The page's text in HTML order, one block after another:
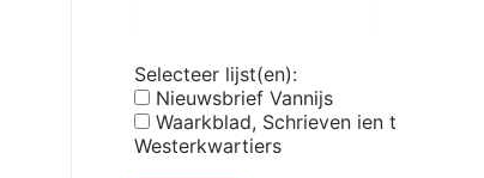
Selecteer lijst(en):
Nieuwsbrief Vannijs
Waarkblad, Schrieven ien t
Westerkwartiers